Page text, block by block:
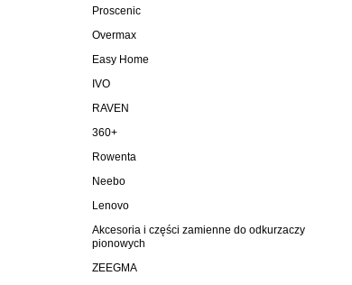
Proscenic
Overmax
Easy Home
IVO
RAVEN
360+
Rowenta
Neebo
Lenovo
Akcesoria i części zamienne do odkurzaczy
pionowych
ZEEGMA